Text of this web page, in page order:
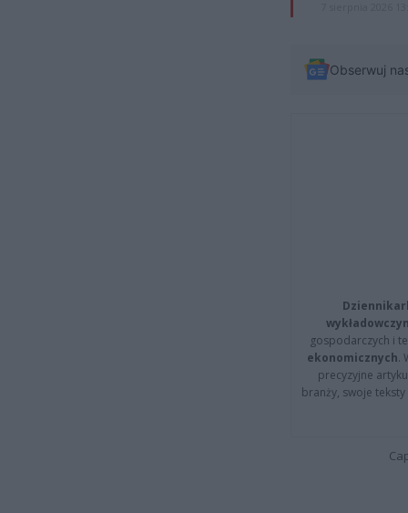
Obserwuj
gospodarczych i
ekonomicznych.
precyzyjne
branży, swoje